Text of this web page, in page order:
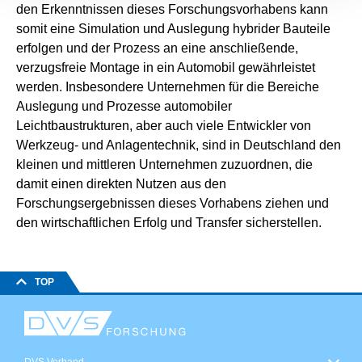
den Erkenntnissen dieses Forschungsvorhabens kann
somit eine Simulation und Auslegung hybrider Bauteile
erfolgen und der Prozess an eine anschließende,
verzugsfreie Montage in ein Automobil gewährleistet
werden. Insbesondere Unternehmen für die Bereiche
Auslegung und Prozesse automobiler
Leichtbaustrukturen, aber auch viele Entwickler von
Werkzeug- und Anlagentechnik, sind in Deutschland den
kleinen und mittleren Unternehmen zuzuordnen, die
damit einen direkten Nutzen aus den
Forschungsergebnissen dieses Vorhabens ziehen und
den wirtschaftlichen Erfolg und Transfer sicherstellen.
TOP